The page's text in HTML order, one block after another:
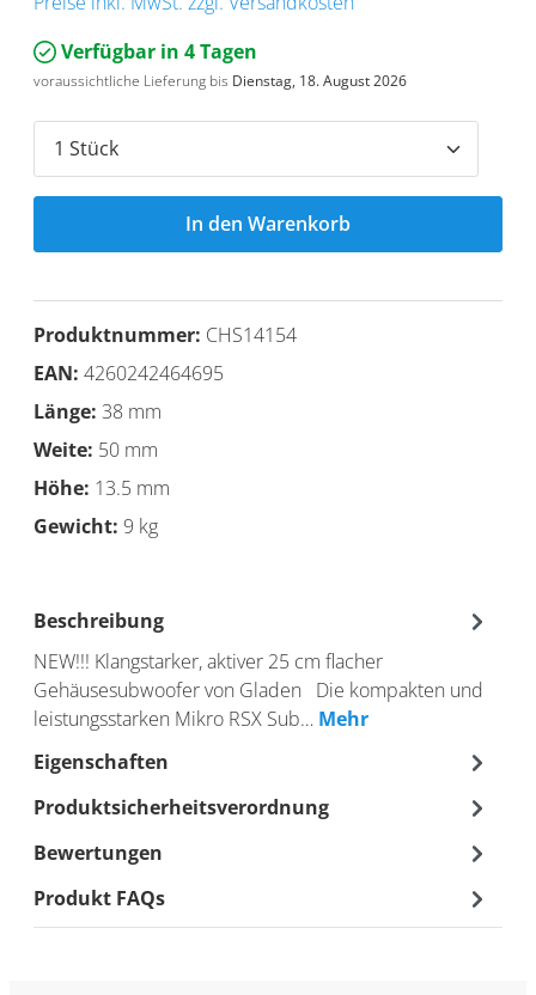
Verfügbar in 4 Tagen
voraussichtliche Lieferung bis Dienstag, 18. August 2026
In den Warenkorb
Produktnummer: CHS14154
EAN: 4260242464695
Länge: 38 mm
Weite: 50 mm
Höhe: 13.5 mm
Gewicht: 9 kg
Beschreibung
NEW!!! Klangstarker, aktiver 25 cm flacher
Gehäusesubwoofer von Gladen Die kompakten und
leistungsstarken Mikro RSX Sub… Mehr
Eigenschaften
Produktsicherheitsverordnung
Bewertungen
Produkt FAQs